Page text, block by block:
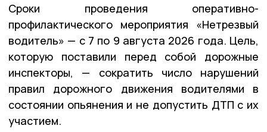
Сроки проведения оперативно-
профилактического мероприятия «Нетрезвый
водитель» — с 7 по 9 августа 2026 года. Цель,
которую поставили перед собой дорожные
инспекторы, — сократить число нарушений
правил дорожного движения водителями в
состоянии опьянения и не допустить ДТП с их
участием.